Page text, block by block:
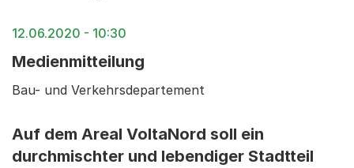
12.06.2020 - 10:30
Medienmitteilung
Bau- und Verkehrsdepartement
Auf dem Areal VoltaNord soll ein
durchmischter und lebendiger Stadtteil